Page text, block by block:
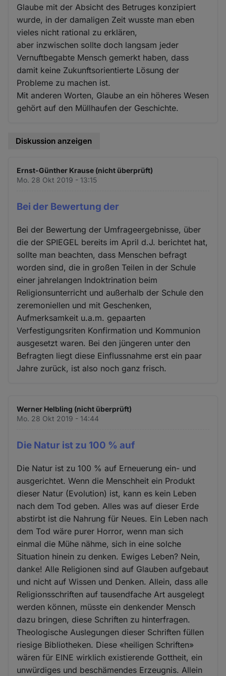
Glaube mit der Absicht des Betruges konzipiert
wurde, in der damaligen Zeit wusste man eben
vieles nicht rational zu erklären,
aber inzwischen sollte doch langsam jeder
Vernuftbegabte Mensch gemerkt haben, dass
damit keine Zukunftsorientierte Lösung der
Probleme zu machen ist.
Mit anderen Worten, Glaube an ein höheres Wesen
gehört auf den Müllhaufen der Geschichte.
Diskussion anzeigen
Ernst-Günther Krause (nicht überprüft)
Mo. 28 Okt 2019 - 13:15
Bei der Bewertung der
Bei der Bewertung der Umfrageergebnisse, über
die der SPIEGEL bereits im April d.J. berichtet hat,
sollte man beachten, dass Menschen befragt
worden sind, die in großen Teilen in der Schule
einer jahrelangen Indoktrination beim
Religionsunterricht und außerhalb der Schule den
zeremoniellen und mit Geschenken,
Aufmerksamkeit u.a.m. gepaarten
Verfestigungsriten Konfirmation und Kommunion
ausgesetzt waren. Bei den jüngeren unter den
Befragten liegt diese Einflussnahme erst ein paar
Jahre zurück, ist also noch ganz frisch.
Werner Helbling (nicht überprüft)
Mo. 28 Okt 2019 - 14:44
Die Natur ist zu 100 % auf
Die Natur ist zu 100 % auf Erneuerung ein- und
ausgerichtet. Wenn die Menschheit ein Produkt
dieser Natur (Evolution) ist, kann es kein Leben
nach dem Tod geben. Alles was auf dieser Erde
abstirbt ist die Nahrung für Neues. Ein Leben nach
dem Tod wäre purer Horror, wenn man sich
einmal die Mühe nähme, sich in eine solche
Situation hinein zu denken. Ewiges Leben? Nein,
danke! Alle Religionen sind auf Glauben aufgebaut
und nicht auf Wissen und Denken. Allein, dass alle
Religionsschriften auf tausendfache Art ausgelegt
werden können, müsste ein denkender Mensch
dazu bringen, diese Schriften zu hinterfragen.
Theologische Auslegungen dieser Schriften füllen
riesige Bibliotheken. Diese «heiligen Schriften»
wären für EINE wirklich existierende Gottheit, ein
unwürdiges und beschämendes Erzeugnis. Allein